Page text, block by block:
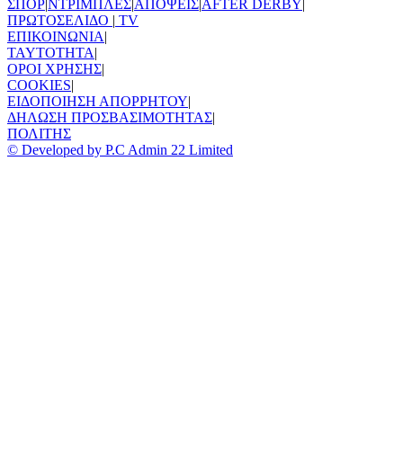
ΣΠΟΡ|ΝΤΡΙΜΠΛΕΣ|ΑΠΟΨΕΙΣ|AFTER DERBY|
ΠΡΩΤΟΣΕΛΙΔΟ | TV
ΕΠΙΚΟΙΝΩΝΙΑ|
TAYTOTHTA|
ΟΡΟΙ ΧΡΗΣΗΣ|
COOKIES|
ΕΙΔΟΠΟΙΗΣΗ ΑΠΟΡΡΗΤΟΥ|
ΔΗΛΩΣΗ ΠΡΟΣΒΑΣΙΜΟΤΗΤΑΣ|
ΠΟΛΙΤΗΣ
© Developed by P.C Admin 22 Limited